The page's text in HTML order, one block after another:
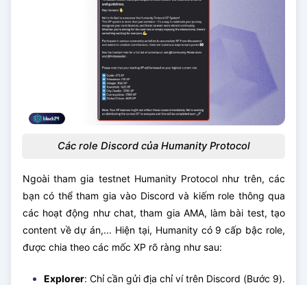
Các role Discord của Humanity Protocol
Ngoài tham gia testnet Humanity Protocol như trên, các
bạn có thể tham gia vào Discord và kiếm role thông qua
các hoạt động như chat, tham gia AMA, làm bài test, tạo
content về dự án,... Hiện tại, Humanity có 9 cấp bậc role,
được chia theo các mốc XP rõ ràng như sau:
Explorer: Chỉ cần gửi địa chỉ ví trên Discord (Bước 9).